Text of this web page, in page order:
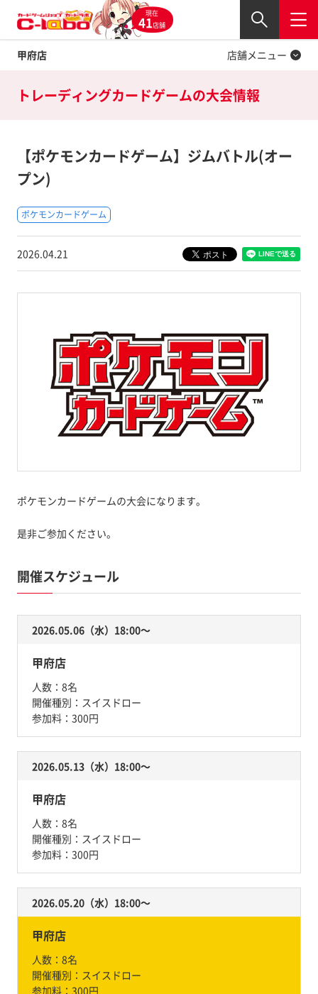
現在
41店舗
甲府店
閉じる
店舗メニュー
Twitter
トレーディングカードゲームの大会情報
【ポケモンカードゲーム】ジムバトル(オー
プン)
ポケモンカードゲーム
2026.04.21
ポケモンカードゲームの大会になります。
是非ご参加ください。
開催スケジュール
2026.05.06（水）18:00〜
甲府店
人数： 8名
開催種別： スイスドロー
参加料： 300円
2026.05.13（水）18:00〜
甲府店
人数： 8名
開催種別： スイスドロー
参加料： 300円
2026.05.20（水）18:00〜
甲府店
人数： 8名
開催種別： スイスドロー
参加料： 300円